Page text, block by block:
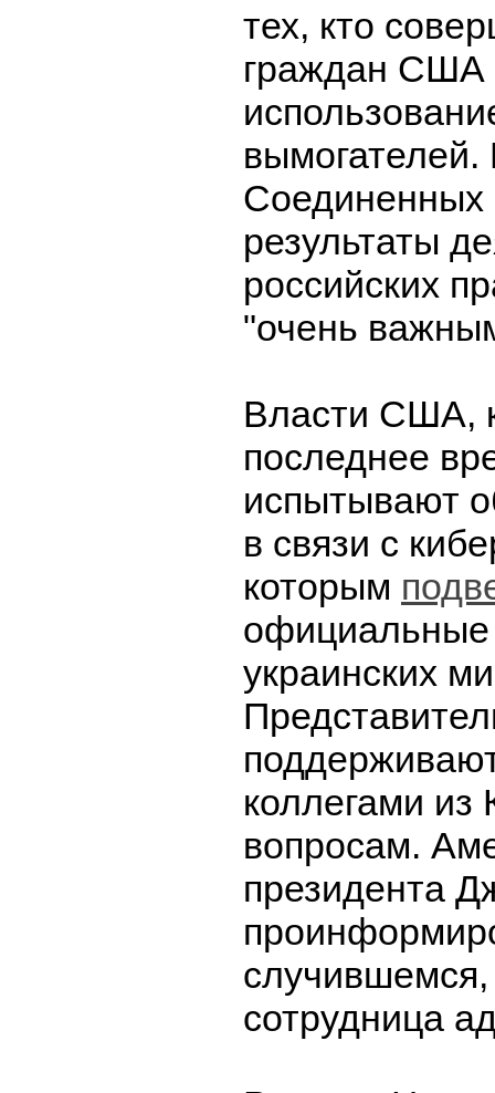
тех, кто
граждан США
вымогателей.
Соединенных
результаты
российских
"очень
Власти США,
последнее
испытывают
в связи с
которым
официальные
украинских
коллегами из
вопросам.
президента
сотрудница